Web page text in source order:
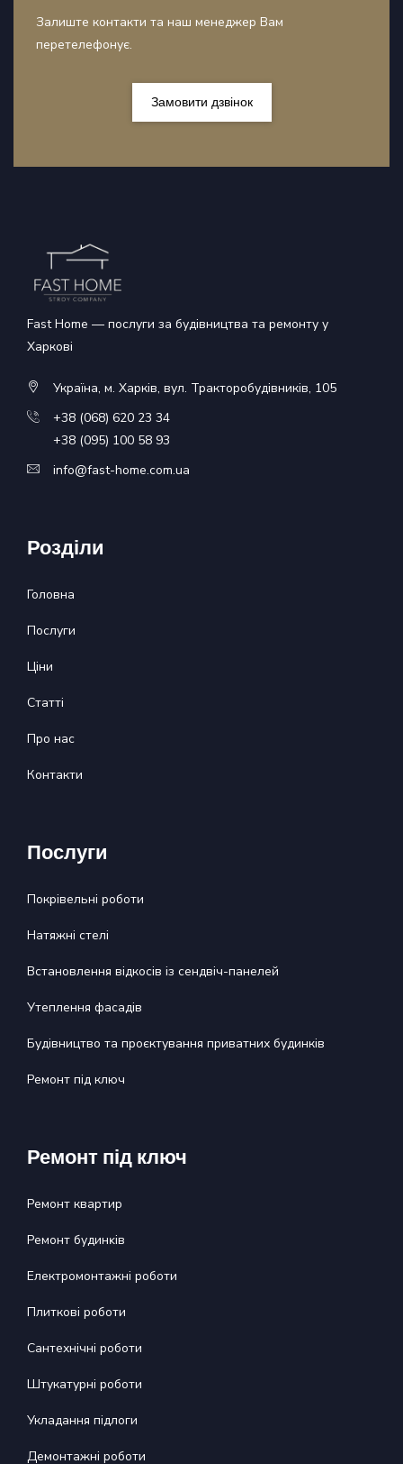
Залиште контакти та наш менеджер Вам
перетелефонує.
Замовити дзвінок
Fast Home — послуги за будівництва та ремонту у
Харкові
Україна, м. Харків, вул. Тракторобудівників, 105
+38 (068) 620 23 34
+38 (095) 100 58 93
info@fast-home.com.ua
Розділи
Головна
Послуги
Ціни
Статті
Про нас
Контакти
Послуги
Покрівельні роботи
Натяжні стелі
Встановлення відкосів із сендвіч-панелей
Утеплення фасадів
Будівництво та проєктування приватних будинків
Ремонт під ключ
Ремонт під ключ
Ремонт квартир
Ремонт будинĸів
Електромонтажні роботи
Плиткові роботи
Сантехнічні роботи
Штукатурні роботи
Укладання підлоги
Демонтажні роботи